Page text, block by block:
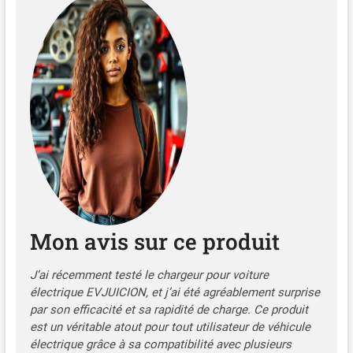
déplacement, vous
trouverez rapidement une
prise adaptée pour
recharger votre véhicule,
pour plus de praticité.
【Brancher et Charger】
Pas de boutons ni de
réglages compliqués pour
démarrer la charge : plus
simple et plus intuitif !
Branchez simplement le
la charge jusqu'à 16 A. Trois
voyants lumineux sur le
panneau vous permettent
de suivre facilement l'état
de la charge. 【Étanchéité
IP65 et protections
multiples】Le chargeur
Mon avis sur ce produit
J’ai récemment testé le chargeur pour voiture
électrique EVJUICION, et j’ai été agréablement surprise
par son efficacité et sa rapidité de charge. Ce produit
est un véritable atout pour tout utilisateur de véhicule
électrique grâce à sa compatibilité avec plusieurs